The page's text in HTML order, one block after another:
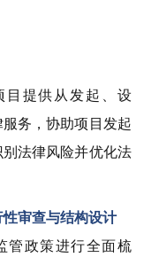
目提供从发起、设
务，协助项目发起
法律风险并优化法
审查与结构设计
管政策进行全面梳